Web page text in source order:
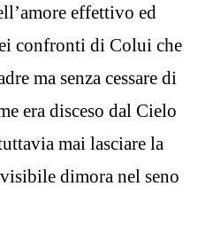
effettivo ed
confronti di Colui che
ma senza cessare di
era disceso dal Cielo
mai lasciare la
dimora nel seno